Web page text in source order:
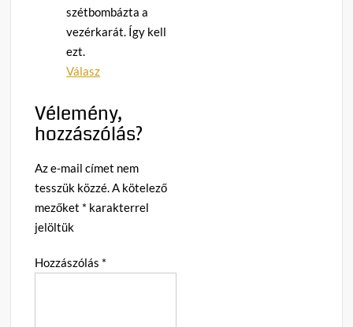
szétbombázta a
vezérkarát. Így kell
ezt.
Válasz
Vélemény,
hozzászólás?
Az e-mail címet nem
tesszük közzé.A kötelező
mezőket * karakterrel
jelöltük
Hozzászólás *